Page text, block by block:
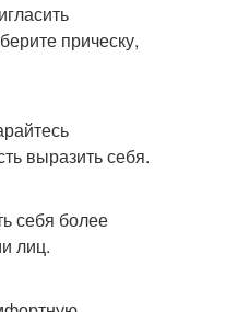
прическу,
выразить себя.
себя более
лиц.